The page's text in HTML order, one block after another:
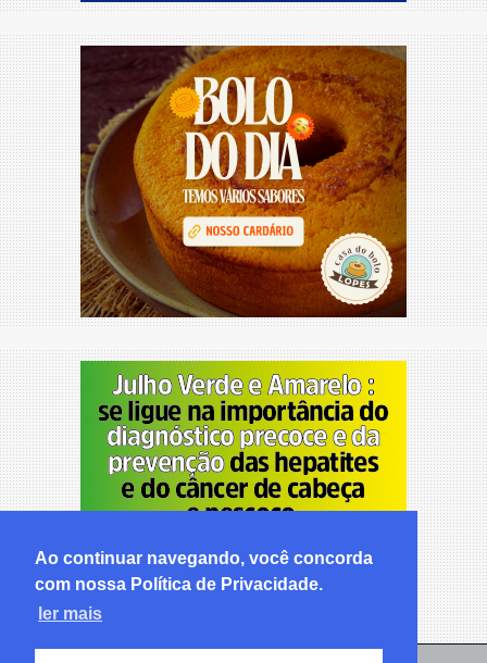
Ao continuar navegando, você concorda
com nossa Política de Privacidade.
ler mais